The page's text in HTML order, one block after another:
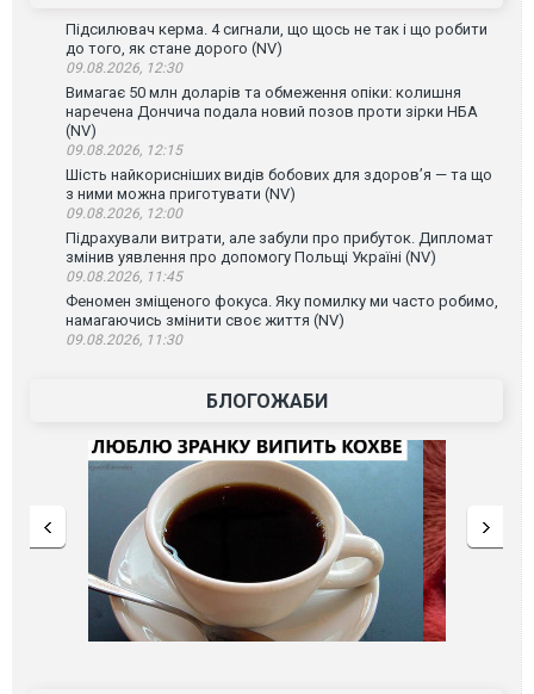
Підсилювач керма. 4 сигнали, що щось не так і що робити
до того, як стане дорого (NV)
09.08.2026, 12:30
Вимагає 50 млн доларів та обмеження опіки: колишня
наречена Дончича подала новий позов проти зірки НБА
(NV)
09.08.2026, 12:15
Шість найкорисніших видів бобових для здоров’я — та що
з ними можна приготувати (NV)
09.08.2026, 12:00
Підрахували витрати, але забули про прибуток. Дипломат
змінив уявлення про допомогу Польщі Україні (NV)
09.08.2026, 11:45
Феномен зміщеного фокуса. Яку помилку ми часто робимо,
намагаючись змінити своє життя (NV)
09.08.2026, 11:30
БЛОГОЖАБИ